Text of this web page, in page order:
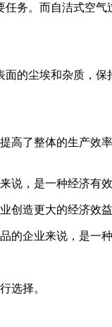
务。而自洁式空
的尘埃和杂质，保
高了整体的生产效
说，是一种经济有效
创造更大的经济效益
的企业来说，是一种
选择。